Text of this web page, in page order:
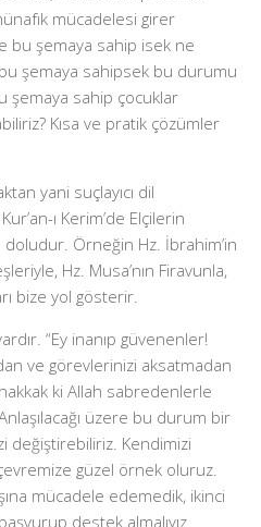
mücadelesi girer
bu şemaya sahip isek ne
şemaya sahipsek bu durumu
şemaya sahip çocuklar
Kısa ve pratik çözümler
yani suçlayıcı dil
ı Kerim’de Elçilerin
doludur. Örneğin Hz. İbrahim’in
Hz. Musa’nın Firavunla,
bize yol gösterir.
“Ey inanıp güvenenler!
ve görevlerinizi aksatmadan
ki Allah sabredenlerle
üzere bu durum bir
değiştirebiliriz. Kendimizi
güzel örnek oluruz.
mücadele edemedik, ikinci
destek almalıyız.